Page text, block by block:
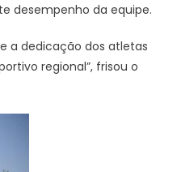
desempenho da equipe.
a dedicação dos atletas
regional”, frisou o